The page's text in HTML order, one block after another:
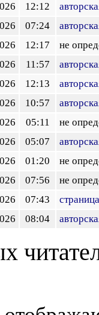
12:12
07:24
12:17
не
11:57
12:13
10:57
05:11
не
05:07
01:20
не
07:56
не
07:43
08:04